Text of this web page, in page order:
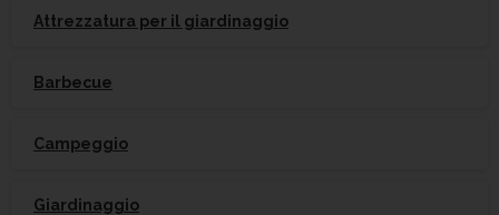
Attrezzatura per il giardinaggio
Barbecue
Campeggio
Giardinaggio